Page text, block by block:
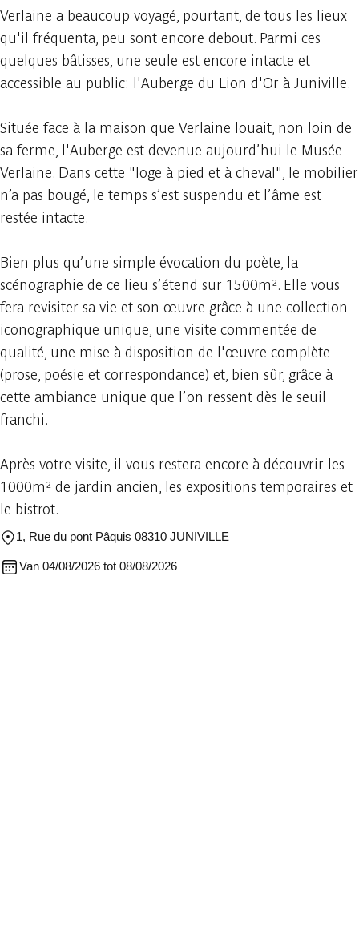
Verlaine a beaucoup voyagé, pourtant, de tous les lieux
qu'il fréquenta, peu sont encore debout. Parmi ces
quelques bâtisses, une seule est encore intacte et
accessible au public: l'Auberge du Lion d'Or à Juniville.
Située face à la maison que Verlaine louait, non loin de
sa ferme, l'Auberge est devenue aujourd’hui le Musée
Verlaine. Dans cette "loge à pied et à cheval", le mobilier
n’a pas bougé, le temps s’est suspendu et l’âme est
restée intacte.
Bien plus qu’une simple évocation du poète, la
scénographie de ce lieu s’étend sur 1500m². Elle vous
fera revisiter sa vie et son œuvre grâce à une collection
iconographique unique, une visite commentée de
qualité, une mise à disposition de l'œuvre complète
(prose, poésie et correspondance) et, bien sûr, grâce à
cette ambiance unique que l’on ressent dès le seuil
franchi.
Après votre visite, il vous restera encore à découvrir les
1000m² de jardin ancien, les expositions temporaires et
le bistrot.
1, Rue du pont Pâquis 08310 JUNIVILLE
Van 04/08/2026 tot 08/08/2026